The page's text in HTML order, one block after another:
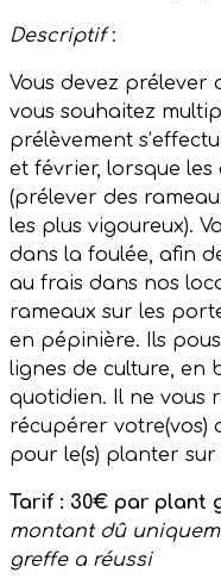
Descriptif:
Vous devez prélever
vous souhaitez
prélèvement
et février, lorsque
(prélever des
les plus vigoureux).
dans la foulée, afin
au frais dans nos
rameaux sur les
en pépinière. Ils
lignes de culture, en
quotidien. Il ne vous
récupérer votre(vos)
pour le(s) planter
Tarif : 30€ par plant
montant dû
greffe a réussi